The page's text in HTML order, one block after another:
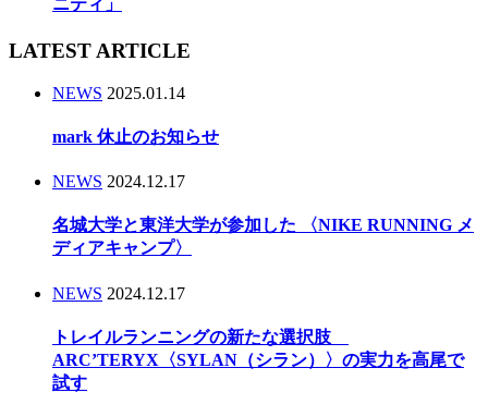
LATEST ARTICLE
NEWS 2025.01.14
mark 休止のお知らせ
NEWS 2024.12.17
名城大学と東洋大学が参加した 〈NIKE RUNNING メ
ディアキャンプ〉
NEWS 2024.12.17
トレイルランニングの新たな選択肢
ARC’TERYX〈SYLAN（シラン）〉の実力を高尾で
試す